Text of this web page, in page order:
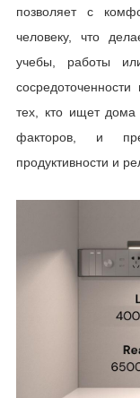
позволяет с
человеку, что
учебы, работы
тех, кто ищет дома
факторов, и
продуктивности и